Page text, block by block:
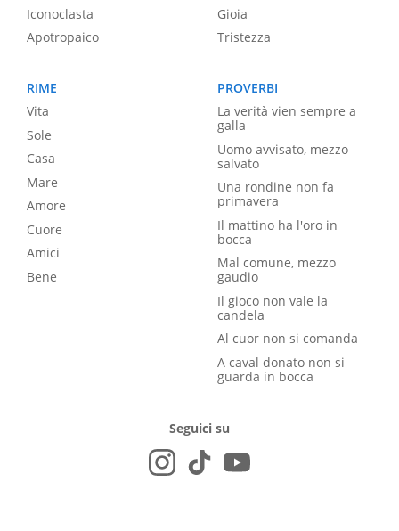
Iconoclasta
Apotropaico
Gioia
Tristezza
RIME
Vita
Sole
Casa
Mare
Amore
Cuore
Amici
Bene
PROVERBI
La verità vien sempre a
galla
Uomo avvisato, mezzo
salvato
Una rondine non fa
primavera
Il mattino ha l'oro in
bocca
Mal comune, mezzo
gaudio
Il gioco non vale la
candela
Al cuor non si comanda
A caval donato non si
guarda in bocca
Seguici su